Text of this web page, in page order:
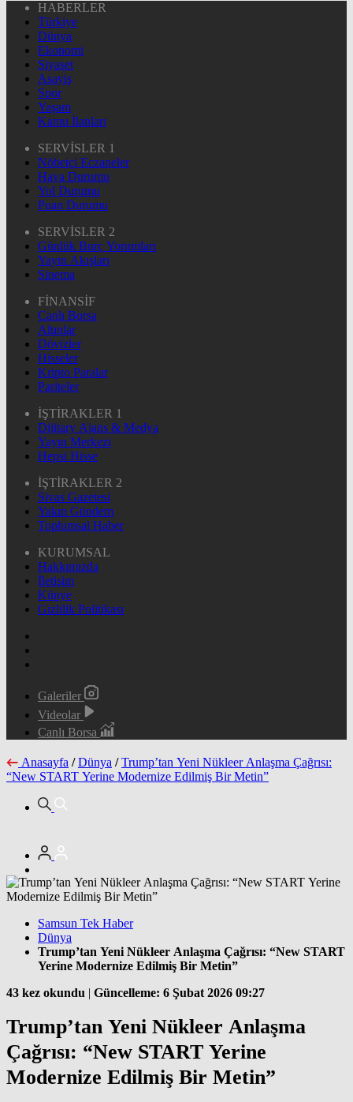
HABERLER
Türkiye
Dünya
Ekonomi
Siyaset
Asayiş
Spor
Yaşam
Kamu İlanları
SERVİSLER 1
Nöbetçi Eczaneler
Hava Durumu
Yol Durumu
Puan Durumu
SERVİSLER 2
Günlük Burç Yorumları
Yayın Akışları
Sinema
FİNANSİF
Canlı Borsa
Altınlar
Dövizler
Hisseler
Kripto Paralar
Pariteler
İŞTİRAKLER 1
Dijitary Ajans & Medya
Yayın Merkezi
Hepsi Hisse
İŞTİRAKLER 2
Sivas Gazetesi
Yakın Gündem
Toplumsal Haber
KURUMSAL
Hakkımızda
İletişim
Künye
Gizlilik Politikası
Galeriler
Videolar
Canlı Borsa
Anasayfa / Dünya / Trump’tan Yeni Nükleer Anlaşma Çağrısı:
“New START Yerine Modernize Edilmiş Bir Metin”
Samsun Tek Haber
Dünya
Trump’tan Yeni Nükleer Anlaşma Çağrısı: “New START
Yerine Modernize Edilmiş Bir Metin”
43 kez okundu | Güncelleme: 6 Şubat 2026 09:27
Trump’tan Yeni Nükleer Anlaşma
Çağrısı: “New START Yerine
Modernize Edilmiş Bir Metin”